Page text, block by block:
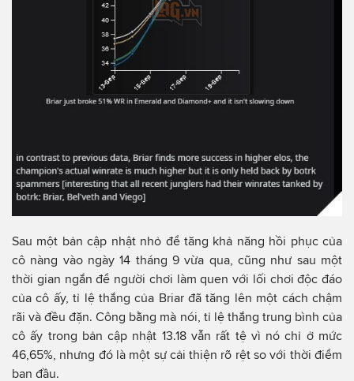
Sau một bản cập nhật nhỏ để tăng khả năng hồi phục của
cô nàng vào ngày 14 tháng 9 vừa qua, cũng như sau một
thời gian ngắn để người chơi làm quen với lối chơi độc đáo
của cô ấy, tỉ lệ thắng của Briar đã tăng lên một cách chậm
rãi và đều đặn. Công bằng mà nói, tỉ lệ thắng trung bình của
cô ấy trong bản cập nhật 13.18 vẫn rất tệ vì nó chỉ ở mức
46,65%, nhưng đó là một sự cải thiện rõ rệt so với thời điểm
ban đầu.